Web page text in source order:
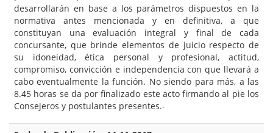
desarrollarán en base a los parámetros dispuestos en la
normativa antes mencionada y en definitiva, a que
constituyan una evaluación integral y final de cada
concursante, que brinde elementos de juicio respecto de
su idoneidad, ética personal y profesional, actitud,
compromiso, convicción e independencia con que llevará a
cabo eventualmente la función. No siendo para más, a las
8.45 horas se da por finalizado este acto firmando al pie los
Consejeros y postulantes presentes.-